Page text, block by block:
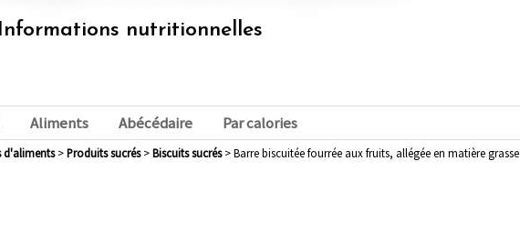
> Informations nutritionnelles
Aliments Abécédaire Par calories
d'aliments> produits sucrés> biscuits sucrés> Barre biscuitée fourrée aux fruits, allégée en matière grasse